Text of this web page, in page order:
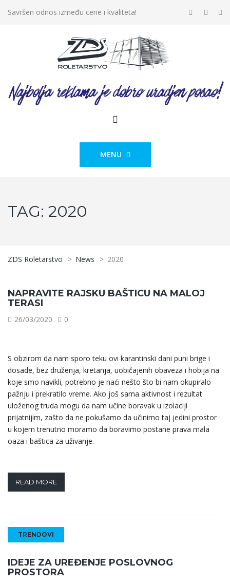
Savršen odnos između cene i kvaliteta!
MENU
TAG: 2020
ZDS Roletarstvo > News > 2020
NAPRAVITE RAJSKU BAŠTICU NA MALOJ
TERASI
26/03/2020 0
S obzirom da nam sporo teku ovi karantinski dani puni brige i
dosade, bez druženja, kretanja, uobičajenih obaveza i hobija na
koje smo navikli, potrebno je naći nešto što bi nam okupiralo
pažnju i prekratilo vreme. Ako još sama aktivnost i rezultat
uloženog truda mogu da nam učine boravak u izolaciji
prijatnijim, zašto da ne pokušamo da učinimo taj jedini prostor
u kojem trenutno moramo da boravimo postane prava mala
oaza i baštica za uživanje.
READ MORE
TRENDOVI
IDEJE ZA UREĐENJE POSLOVNOG
PROSTORA